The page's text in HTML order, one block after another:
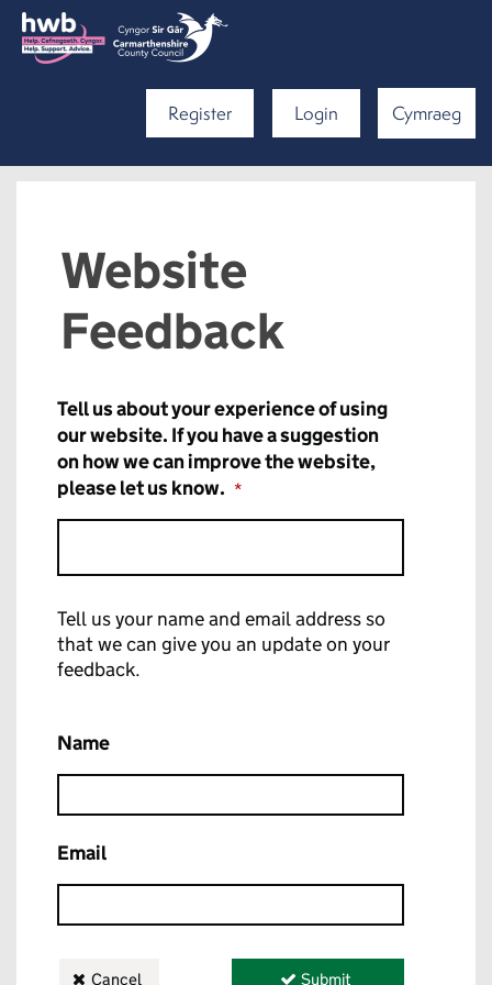
Register Login Cymraeg